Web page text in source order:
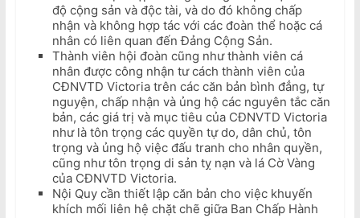
độ cộng sản và độc tài, và do đó không chấp
nhận và không hợp tác với các đoàn thể hoặc cá
nhân có liên quan đến Đảng Cộng Sản.
Thành viên hội đoàn cũng như thành viên cá
nhân được công nhận tư cách thành viên của
CĐNVTD Victoria trên các căn bản bình đẳng, tự
nguyện, chấp nhận và ủng hộ các nguyên tắc căn
bản, các giá trị và mục tiêu của CĐNVTD Victoria
như là tôn trọng các quyền tự do, dân chủ, tôn
trọng và ủng hộ việc đấu tranh cho nhân quyền,
cũng như tôn trọng di sản tỵ nạn và lá Cờ Vàng
của CĐNVTD Victoria.
Nội Quy cần thiết lập căn bản cho việc khuyến
khích mối liên hệ chặt chẽ giữa Ban Chấp Hành